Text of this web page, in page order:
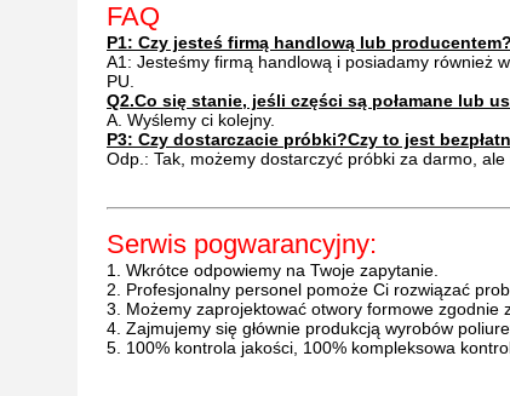
FAQ
P1: Czy jesteś firmą handlową lub producentem?
A1: Jesteśmy firmą handlową i posiadamy również
PU.
Q2.Co się stanie, jeśli części są połamane lub
A. Wyślemy ci kolejny.
P3: Czy dostarczacie próbki?Czy to jest
Odp.: Tak, możemy dostarczyć próbki za darmo, ale
Serwis pogwarancyjny:
1. Wkrótce odpowiemy na Twoje zapytanie.
2. Profesjonalny personel pomoże Ci rozwiązać
3. Możemy zaprojektować otwory formowe zgodnie
4. Zajmujemy się głównie produkcją wyrobów
5. 100% kontrola jakości, 100% kompleksowa